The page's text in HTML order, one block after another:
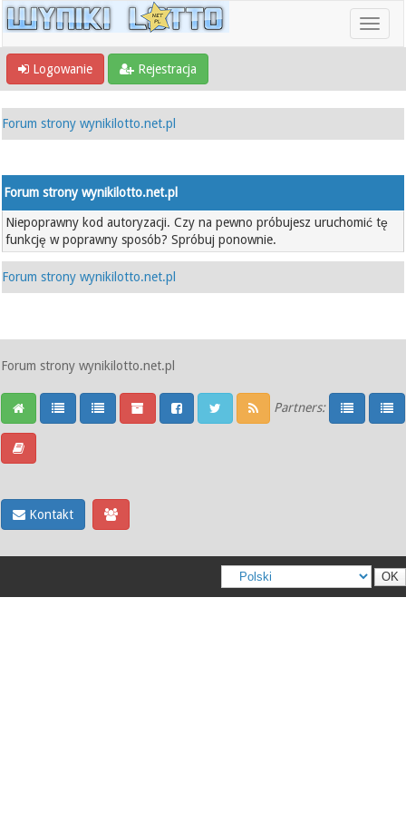
Logowanie Rejestracja
Forum strony wynikilotto.net.pl
Forum strony wynikilotto.net.pl
Niepoprawny kod autoryzacji. Czy na pewno próbujesz uruchomić tę
funkcję w poprawny sposób? Spróbuj ponownie.
Forum strony wynikilotto.net.pl
Forum strony wynikilotto.net.pl
Partners:
Kontakt